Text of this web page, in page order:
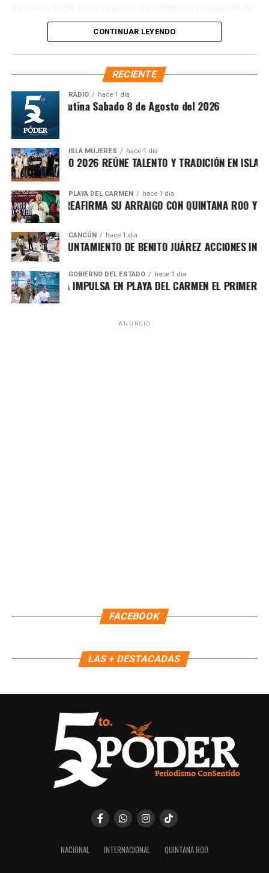
Recibe las noticias al instante
Únete al canal oficial de WhatsApp de
Quinto Podery recibe las noticias más
importantes de Quintana Roo directamente
en tu teléfono.
Unirme al canal de WhatsApp
impacto social.
El secretario de Planeación y Evaluación, Rolando Méndez
financiada con FORTAMUN para el desarrollo y operación
del sistema informático del impuesto ISABI, con una
inversión de
29 millones 365 mil 855.12 pesos
herramienta que permitirá fortalecer la recaudación y
modernizar los procesos administrativos.
En materia de infraestructura social, el POA 2026 mantiene
Eduardo Flores Jiménez, Oficial Mayor, como nuevo
Con estas acciones, el Gobierno de Playa del Carmen
reafirma su compromiso con una planeación estratégica,
transparente y participativa para consolidar un desarrollo
urbano ordenado y una infraestructura de calidad.
Fuente: 5to Poder Agencia de Noticias
CONTINUAR LEYENDO
RECIENTE
RADIO hace 1 día
Síntesis Matutina Sabado 8 de Agosto del 2026
ISLA MUJERES hace 1 día
ISLEÑO 2026 REÚNE TALENTO Y TRADICIÓN EN ISLA
PLAYA DEL CARMEN hace 1 día
MARÍN REAFIRMA SU ARRAIGO CON QUINTANA ROO Y
CANCÚN hace 1 día
AYUNTAMIENTO DE BENITO JUÁREZ ACCIONES
GOBIERNO DEL ESTADO hace 1 día
LEZAMA IMPULSA EN PLAYA DEL CARMEN EL PRIMER
ANUNCIO
FACEBOOK
LAS + DESTACADAS
NACIONAL INTERNACIONAL QUINTANA ROO